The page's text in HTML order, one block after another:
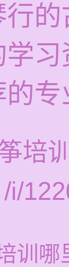
培
/i/
训哪